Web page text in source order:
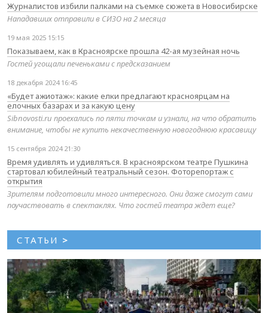
Журналистов избили палками на съемке сюжета в Новосибирске
Нападавших отправили в СИЗО на 2 месяца
19 мая 2025 15:15
Показываем, как в Красноярске прошла 42-ая музейная ночь
Гостей угощали печеньками с предсказанием
18 декабря 2024 16:45
«Будет ажиотаж»: какие елки предлагают красноярцам на
елочных базарах и за какую цену
Sibnovosti.ru проехались по пяти точкам и узнали, на что обратить
внимание, чтобы не купить некачественную новогоднюю красавицу
15 сентября 2024 21:30
Время удивлять и удивляться. В красноярском театре Пушкина
стартовал юбилейный театральный сезон. Фоторепортаж с
открытия
Зрителям подготовили много интересного. Они даже смогут сами
поучаствовать в спектаклях. Что гостей театра ждет еще?
СТАТЬИ >